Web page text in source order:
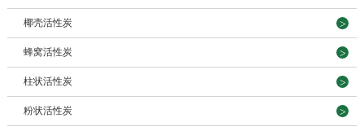
椰壳活性炭
蜂窝活性炭
柱状活性炭
粉状活性炭